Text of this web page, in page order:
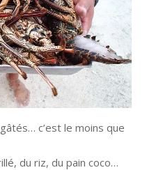
c’est le moins que
du riz, du pain coco…